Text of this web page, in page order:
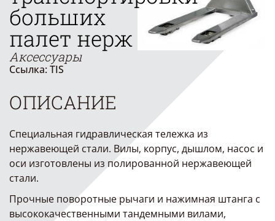
больших
палет нерж
Аксессуары
Ссылка: TIS
ОПИСАНИЕ
Специальная гидравлическая тележка из
нержавеющей стали. Вилы, корпус, дышлом, насос и
оси изготовлены из полированной нержавеющей
стали.
Прочные поворотные рычаги и нажимная штанга с
высококачественными тандемными вилами,